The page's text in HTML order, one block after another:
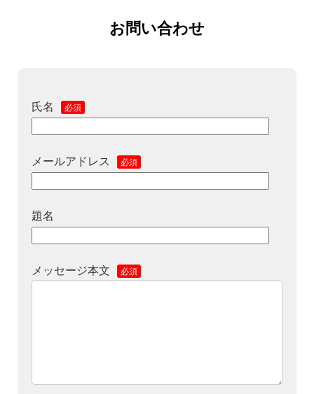
お問い合わせ
氏名 必須
メールアドレス 必須
題名
メッセージ本文 必須